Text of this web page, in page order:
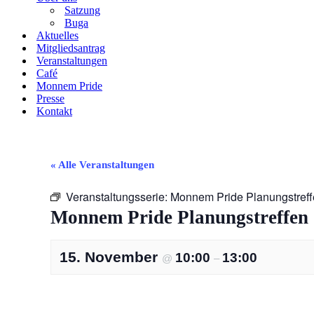
Satzung
Buga
Aktuelles
Mitgliedsantrag
Veranstaltungen
Café
Monnem Pride
Presse
Kontakt
« Alle Veranstaltungen
Veranstaltungsserie: Monnem Pride
Monnem Pride Planungstreffen
15. November @ 10:00 – 13:00